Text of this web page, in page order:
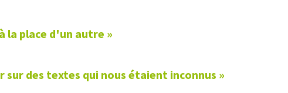
la place d'un autre »
sur des textes qui nous étaient inconnus »